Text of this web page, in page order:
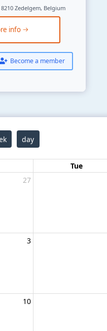
Zedelgem, Belgium
info
Become a member
day
Tue
27
3
10